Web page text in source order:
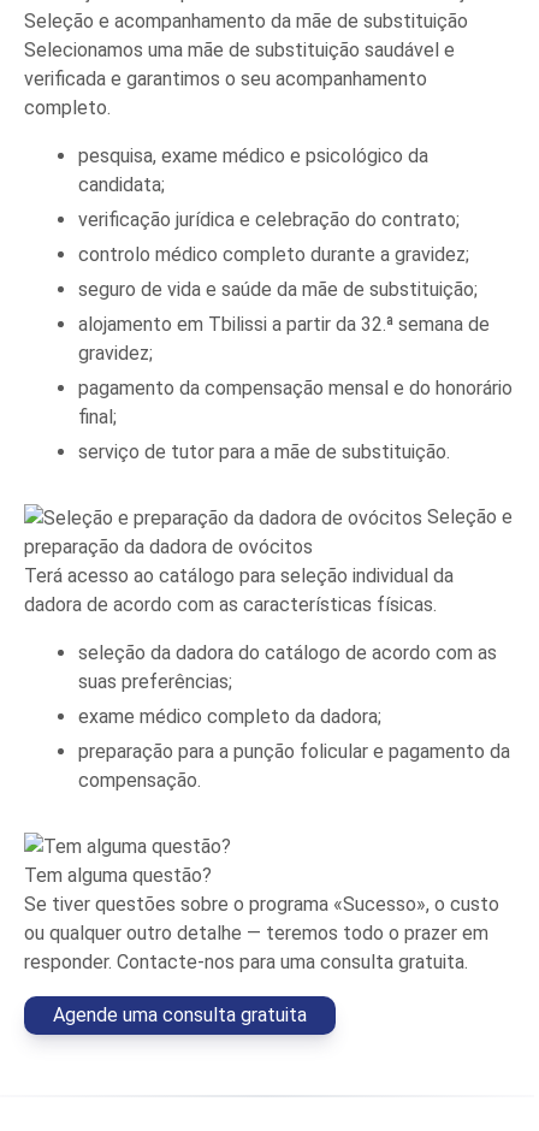
Seleção e acompanhamento da mãe de substituição
Selecionamos uma mãe de substituição saudável e
verificada e garantimos o seu acompanhamento
completo.
pesquisa, exame médico e psicológico da
candidata;
verificação jurídica e celebração do contrato;
controlo médico completo durante a gravidez;
seguro de vida e saúde da mãe de substituição;
alojamento em Tbilissi a partir da 32.ª semana de
gravidez;
pagamento da compensação mensal e do honorário
final;
serviço de tutor para a mãe de substituição.
Seleção e
preparação da dadora de ovócitos
Terá acesso ao catálogo para seleção individual da
dadora de acordo com as características físicas.
seleção da dadora do catálogo de acordo com as
suas preferências;
exame médico completo da dadora;
preparação para a punção folicular e pagamento da
compensação.
Tem alguma questão?
Se tiver questões sobre o programa «Sucesso», o custo
ou qualquer outro detalhe — teremos todo o prazer em
responder. Contacte-nos para uma consulta gratuita.
Agende uma consulta gratuita